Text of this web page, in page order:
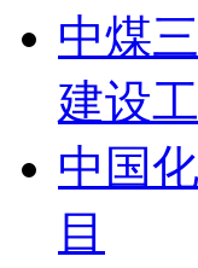
中煤
建设
中国
目